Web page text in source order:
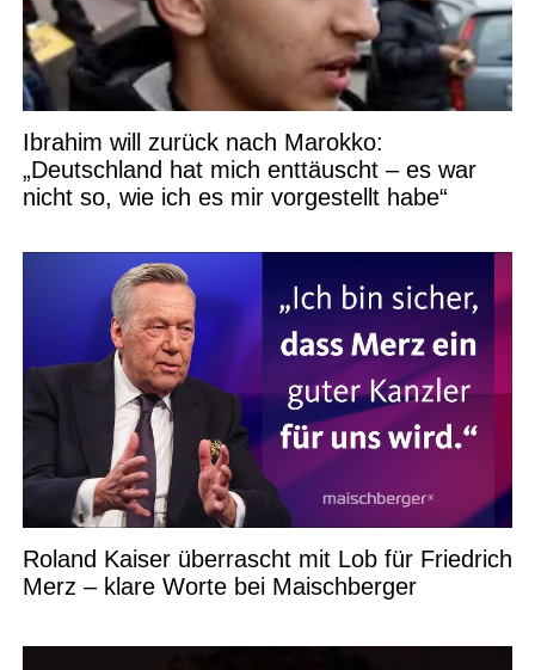
Ibrahim will zurück nach Marokko:
„Deutschland hat mich enttäuscht – es war
nicht so, wie ich es mir vorgestellt habe“
Roland Kaiser überrascht mit Lob für Friedrich
Merz – klare Worte bei Maischberger